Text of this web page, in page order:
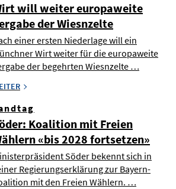
will weiter europaweite
der Wiesnzelte
einer ersten Niederlage will ein
Wirt weiter für die europaweite
der begehrten Wiesnzelte …
Koalition mit Freien
«bis 2028 fortsetzen»
Söder bekennt sich in
Regierungserklärung zur Bayern-
mit den Freien Wählern. …